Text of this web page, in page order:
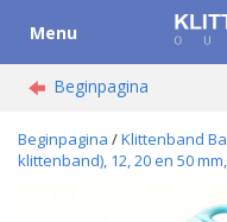
Menu
Beginpagina
Beginpagina /Klittenband
klittenband), 12, 20 en 50